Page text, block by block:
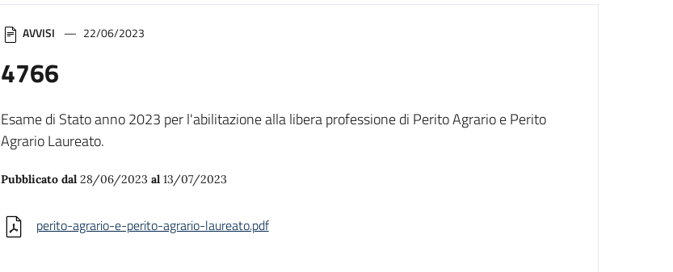
AVVISI 22/06/2023
4766
Esame di Stato anno 2023 per l'abilitazione alla libera professione di Perito Agrario e Perito
Agrario Laureato.
Pubblicato dal 28/06/2023 al13/07/2023
perito-agrario-e-perito-agrario-laureato.pdf